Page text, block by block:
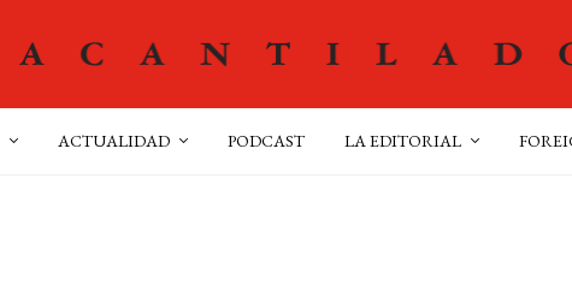
ACTUALIDAD PODCAST LA EDITORIAL